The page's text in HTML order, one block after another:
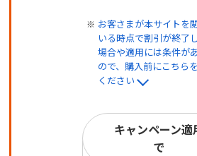
お客さまが本サイトを
いる時点で割引が終了
場合や適用には条件が
ので、購入前にこちら
ください
キャンペーン適
で